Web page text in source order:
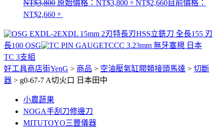
NT$3,800 原始價格：NT$3,800。 NT$2,660目前價格：
NT$2,660。
EXDL 15mm 2刃特長刃HSS立銑刀 全長155 刃
長100 OSG
TCCC 3.23mm 無牙塞規 日本
TC 3支組
好工具商店街YenG > 商品 > 空油壓氣缸閥類接頭馬達 > 切斷
器 > g0-67-7 A切火口 日本田中
小農蔬果
NOGA手刮刀修邊刀
MITUTOYO三豐儀器